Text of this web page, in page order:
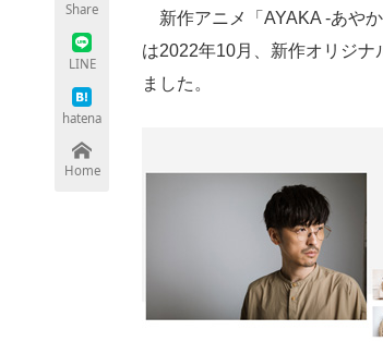
Share
LINE
hatena
Home
新作アニメ「AYAKA ‐あやか
は2022年10月、新作オリジ
ました。